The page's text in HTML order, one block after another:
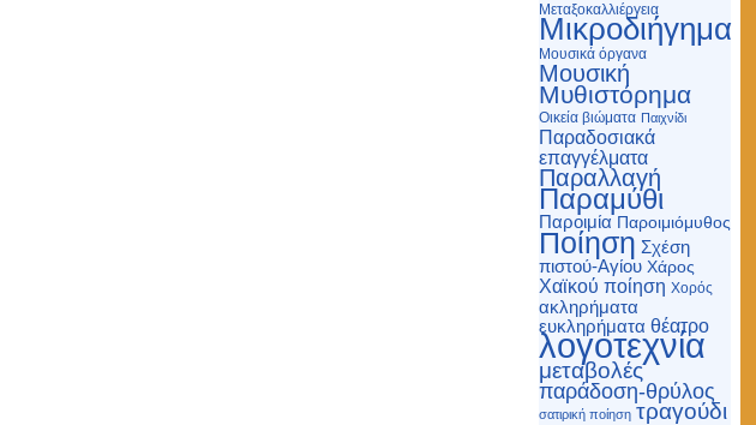
Μεταξοκαλλιέργεια
Μικροδιήγημα
Μουσικά όργανα
Μουσική
Μυθιστόρημα
Οικεία βιώματα Παιχνίδι
Παραδοσιακά
επαγγέλματα
Παραλλαγή
Παραμύθι
Παροιμία Παροιμιόμυθος
Ποίηση Σχέση
πιστού-Αγίου Χάρος
Χαϊκού ποίηση Χορός
ακληρήματα
ευκληρήματα θέατρο
λογοτεχνία
μεταβολές
παράδοση-θρύλος
σατιρική ποίηση τραγούδι